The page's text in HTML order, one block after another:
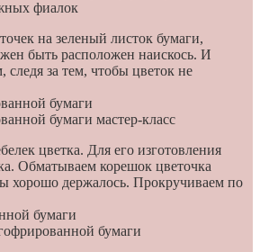
на зеленый листок бумаги,
быть расположен наискось. И
следя за тем, чтобы цветок не
цветка. Для его изготовления
Обматываем корешок цветочка
хорошо держалось. Прокручиваем по